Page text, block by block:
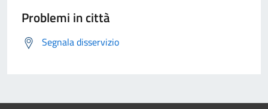
Problemi in città
Segnala disservizio